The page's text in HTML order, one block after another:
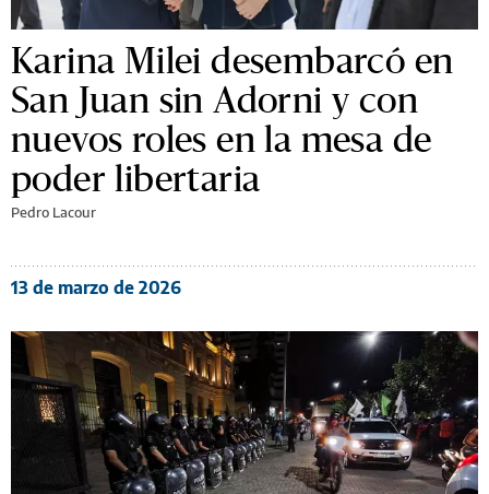
Karina Milei desembarcó en
San Juan sin Adorni y con
nuevos roles en la mesa de
poder libertaria
Pedro Lacour
13 de marzo de 2026